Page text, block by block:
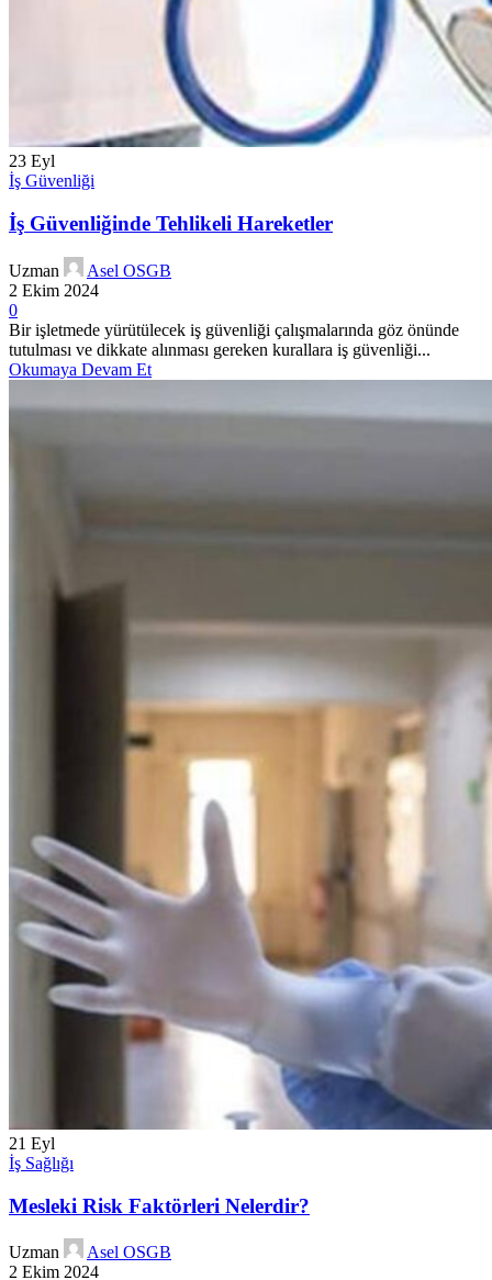
23 Eyl
İş Güvenliği
İş Güvenliğinde Tehlikeli Hareketler
Uzman
Asel OSGB
2 Ekim 2024
0
Bir işletmede yürütülecek iş güvenliği çalışmalarında göz önünde
tutulması ve dikkate alınması gereken kurallara iş güvenliği...
Okumaya Devam Et
21 Eyl
İş Sağlığı
Mesleki Risk Faktörleri Nelerdir?
Uzman
Asel OSGB
2 Ekim 2024